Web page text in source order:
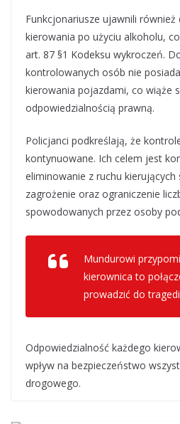
Funkcjonariusze ujawnili również
kierowania po użyciu alkoholu,
art. 87 §1 Kodeksu wykroczeń.
kontrolowanych osób nie
kierowania pojazdami, co wiąże
odpowiedzialnością prawną.
Policjanci podkreślają, że
kontynuowane. Ich celem jest
eliminowanie z ruchu kierujących
zagrożenie oraz ograniczenie
spowodowanych przez osoby
Mundurowi
kierownica to
prowadzić do
Odpowiedzialność każdego
wpływ na bezpieczeństwo
drogowego.